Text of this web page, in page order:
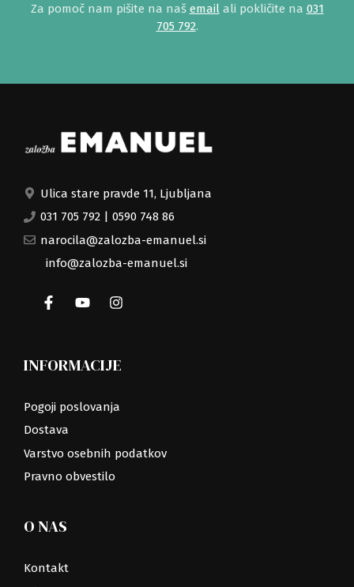
Za pomoč nam pišite na naš emailali pokličite na 031
705 792.
Ulica stare pravde 11, Ljubljana
031 705 792 | 0590 748 86
narocila@zalozba-emanuel.si
info@zalozba-emanuel.si
INFORMACIJE
Pogoji poslovanja
Dostava
Varstvo osebnih podatkov
Pravno obvestilo
O NAS
Kontakt